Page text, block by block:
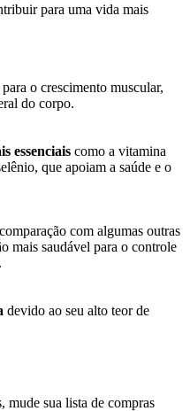
para uma vida mais
para o crescimento muscular,
do corpo.
essenciais como a vitamina
que apoiam a saúde e o
com algumas outras
mais saudável para o controle
devido ao seu alto teor de
mude sua lista de compras